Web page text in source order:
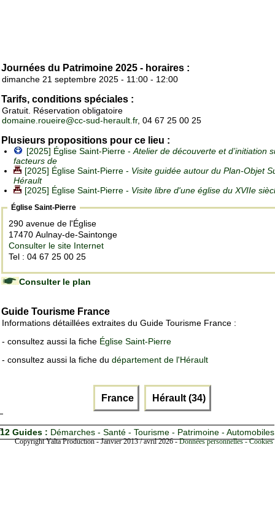
Journées du Patrimoine 2025 - horaires :
dimanche 21 septembre 2025 - 11:00 - 12:00
Tarifs, conditions spéciales :
Gratuit. Réservation obligatoire
domaine.roueire@cc-sud-herault.fr, 04 67 25 00 25
Plusieurs propositions pour ce lieu :
[2025] Église Saint-Pierre -Atelier de découverte et d’initiation
facteurs de
[2025] Église Saint-Pierre - Visite guidée autour du Plan-Objet
Hérault
[2025] Église Saint-Pierre - Visite libre d'une église du XVIIe
Église Saint-Pierre
290 avenue de l'Église
17470 Aulnay-de-Saintonge
Consulter le site Internet
Tel : 04 67 25 00 25
Consulter le plan
Guide Tourisme France
Informations détaillées extraites du Guide Tourisme France :
- consultez aussi la fiche Église Saint-Pierre
- consultez aussi la fiche du département de l'Hérault
France Hérault (34)
12 Guides : Démarches - Santé - Tourisme - Patrimoine - Automobiles
Copyright Yalta Production - Janvier 2013 / avril 2026 -Données personnelles -